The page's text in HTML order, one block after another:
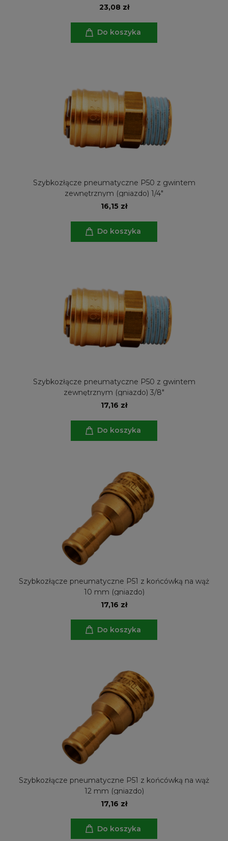
23,08 zł
Do koszyka
Szybkozłącze pneumatyczne P50 z gwintem
zewnętrznym (gniazdo) 1/4"
16,15 zł
Do koszyka
Szybkozłącze pneumatyczne P50 z gwintem
zewnętrznym (gniazdo) 3/8"
17,16 zł
Do koszyka
Szybkozłącze pneumatyczne P51 z końcówką na wąż
10 mm (gniazdo)
17,16 zł
Do koszyka
Szybkozłącze pneumatyczne P51 z końcówką na wąż
12 mm (gniazdo)
17,16 zł
Do koszyka